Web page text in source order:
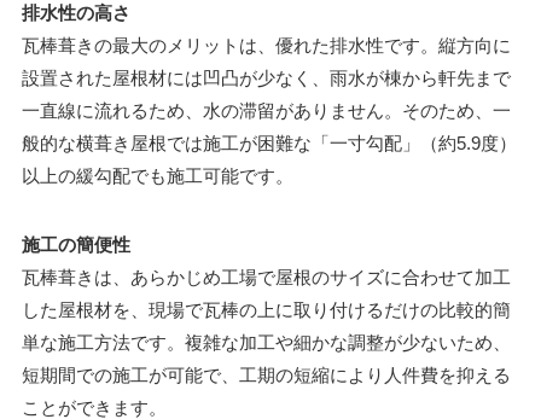
排水性の高さ
瓦棒葺きの最大のメリットは、優れた排水性です。縦方向に
設置された屋根材には凹凸が少なく、雨水が棟から軒先まで
一直線に流れるため、水の滞留がありません。そのため、一
般的な横葺き屋根では施工が困難な「一寸勾配」（約5.9度）
以上の緩勾配でも施工可能です。
施工の簡便性
瓦棒葺きは、あらかじめ工場で屋根のサイズに合わせて加工
した屋根材を、現場で瓦棒の上に取り付けるだけの比較的簡
単な施工方法です。複雑な加工や細かな調整が少ないため、
短期間での施工が可能で、工期の短縮により人件費を抑える
ことができます。